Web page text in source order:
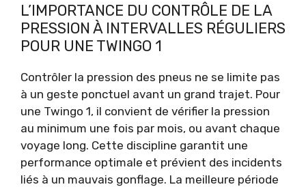
L’IMPORTANCE DU CONTRÔLE DE LA
PRESSION À INTERVALLES RÉGULIERS
POUR UNE TWINGO 1
Contrôler la pression des pneus ne se limite pas
à un geste ponctuel avant un grand trajet. Pour
une Twingo 1, il convient de vérifier la pression
au minimum une fois par mois, ou avant chaque
voyage long. Cette discipline garantit une
performance optimale et prévient des incidents
liés à un mauvais gonflage. La meilleure période